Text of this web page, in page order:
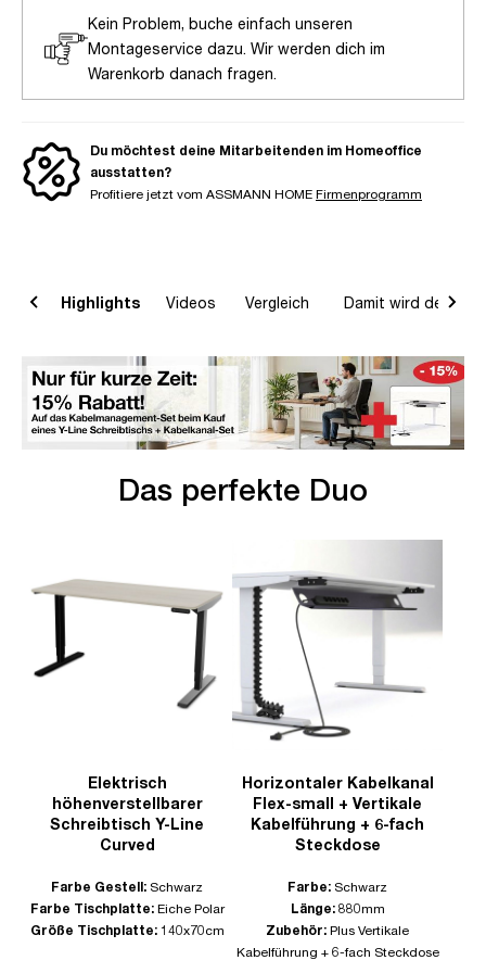
Kein Problem, buche einfach unseren
Montageservice dazu. Wir werden dich im
Warenkorb danach fragen.
Du möchtest deine Mitarbeitenden im Homeoffice
ausstatten?
Profitiere jetzt vom ASSMANN HOME Firmenprogramm
Highlights Videos Vergleich Damit wird dein
Das perfekte Duo
Elektrisch
höhenverstellbarer
Schreibtisch Y-Line
Curved
Farbe Gestell: Schwarz
Farbe Tischplatte: Eiche Polar
Größe Tischplatte: 140x70cm
Horizontaler Kabelkanal
Flex-small + Vertikale
Kabelführung + 6-fach
Steckdose
Farbe: Schwarz
Länge: 880mm
Zubehör: Plus Vertikale
Kabelführung + 6-fach Steckdose